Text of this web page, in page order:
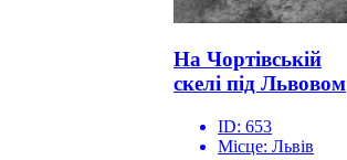
На Чортівській
скелі під Львовом
ID: 653
Місце: Львів